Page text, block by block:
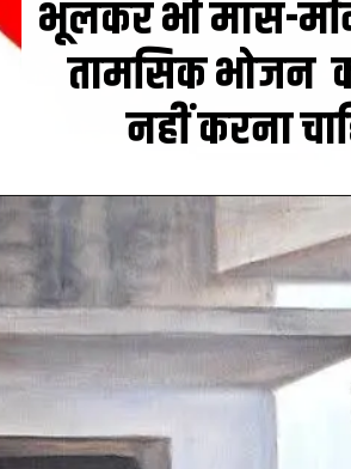
भूलकर भी मास-
तामसिक भोजन
नहीं करना